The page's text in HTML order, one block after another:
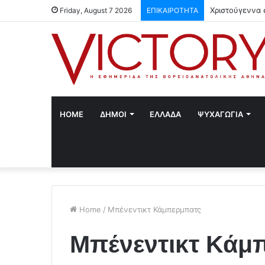
Friday, August 7 2026 ΕΠΙΚΑΙΡΟΤΗΤΑ Χριστούγεννα
HOME ΔΗΜΟΙ ΕΛΛΑΔΑ ΨΥΧΑΓΩΓΙΑ
Home / Μπένεντικτ Κάμπερμπατς
Μπένεντικτ